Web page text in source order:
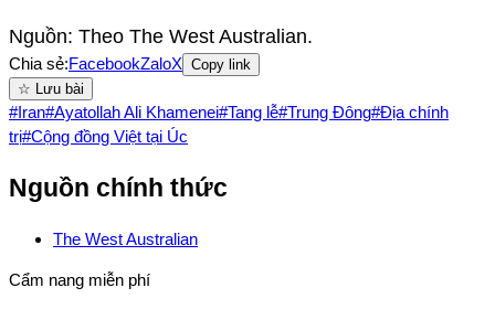
Nguồn: Theo The West Australian.
Chia sẻ:FacebookZaloX Copy link
☆ Lưu bài
#Iran#Ayatollah Ali Khamenei#Tang lễ#Trung Đông#Địa chính
trị#Cộng đồng Việt tại Úc
Nguồn chính thức
The West Australian
Cẩm nang miễn phí